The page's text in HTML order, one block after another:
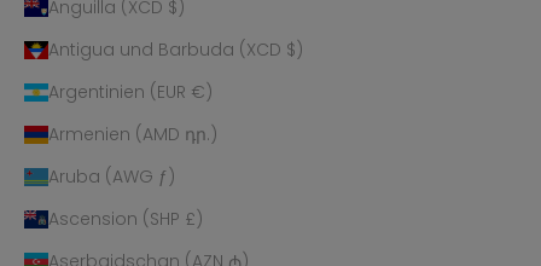
Anguilla (XCD $)
Antigua und Barbuda (XCD $)
Argentinien (EUR €)
Armenien (AMD դր.)
Aruba (AWG ƒ)
Ascension (SHP £)